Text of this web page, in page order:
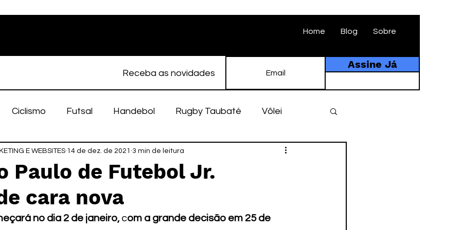
Home Blog Sobre
Receba as novidades
Assine Já
Ciclismo Futsal Handebol Rugby Taubaté Vôlei
Feminino Atletismo EC Taubaté História
Taubaté Fut7
Paulo de Futebol Jr.
cara nova
E WEBSITES 14 de dez. de 2021 3 min de leitura
no dia 2 de janeiro, com a grande decisão em 25 de